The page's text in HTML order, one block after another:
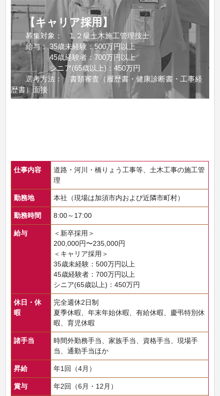
【キャリア採用】
募集対象： 1.２級土木施工管理技士
給与： 35歳未経験：500万円以上
45歳経験者：700万円以上
シニア(65歳以上)：450万円
選考方法： 書類審査（履歴書・健康診断書・工事経
歴書）面接
仕事内容
道路・河川・橋りょう工事等、土木工事の施工管
理
勤務地 本社（現場は加須市内および近隣市町村）
勤務時間 8:00～17:00
給与
＜新卒採用＞
200,000円〜235,000円
＜キャリア採用＞
35歳未経験：500万円以上
45歳経験者：700万円以上
シニア(65歳以上)：450万円
休日・休
暇
完全週休2日制
夏季休暇、年末年始休暇、有給休暇、慶弔特別休
暇、育児休暇
諸手当
時間外勤務手当、家族手当、資格手当、現場手
当、通勤手当ほか
昇給 年1回（4月）
賞与 年2回（6月・12月）